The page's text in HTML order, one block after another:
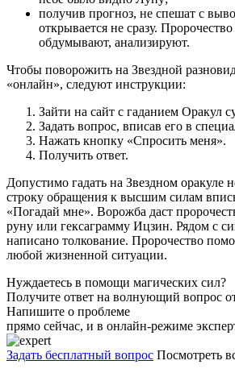
получив прогноз, не спешат с
открывается не сразу.
обдумывают, анализируют.
Чтобы поворожить на Звездной
«онлайн», следуют инструкции:
Зайти на сайт с гаданием Оракул
Задать вопрос, вписав его в
Нажать кнопку «Спросить меня».
Получить ответ.
Допустимо гадать на Звездном оракуле
строку обращения к высшим силам
«Погадай мне». Ворожба даст
руну или гексаграмму Ицзин. Рядом с
написано толкование. Пророчество
любой жизненной ситуации.
Нуждаетесь в помощи магических сил?
Получите ответ на волнующий вопрос
Напишите о проблеме
прямо сейчас, и в онлайн-режиме
Задать бесплатный вопрос Посмотреть